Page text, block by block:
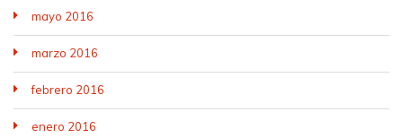
mayo 2016
marzo 2016
febrero 2016
enero 2016